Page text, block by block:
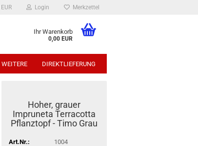
EUR Login Merkzettel
Ihr Warenkorb
0,00 EUR
DIREKTLIEFERUNG
WEITERE
Hoher, grauer
Impruneta Terracotta
Pflanztopf - Timo Grau
Art.Nr.:
1004